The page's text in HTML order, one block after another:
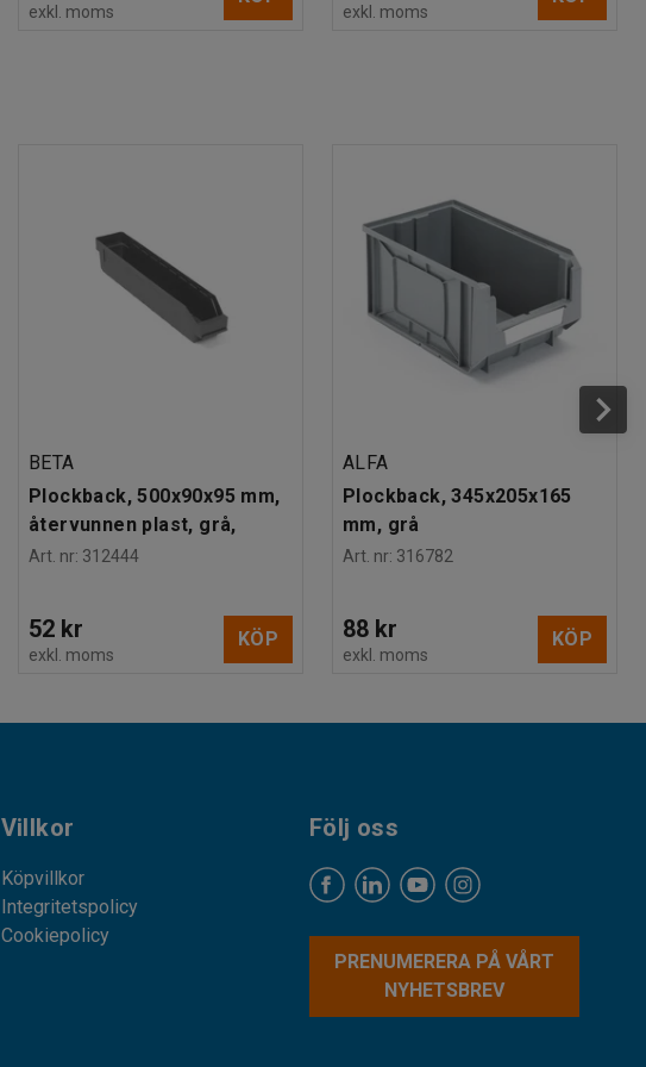
exkl. moms exkl. moms
BETA
Plockback, 500x90x95 mm,
återvunnen plast, grå,
Art. nr: 312444
52 kr
exkl. moms
KÖP
ALFA
Plockback, 345x205x165
mm, grå
Art. nr: 316782
88 kr
exkl. moms
KÖP
Villkor
Köpvillkor
Integritetspolicy
Cookiepolicy
Följ oss
PRENUMERERA PÅ VÅRT
NYHETSBREV